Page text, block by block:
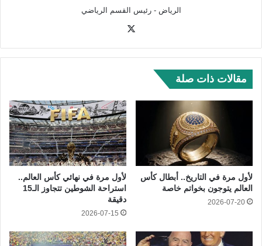
الرياض - رئيس القسم الرياضي
مقالات ذات صلة
لأول مرة في التاريخ.. أبطال كأس
العالم يتوجون بخواتم خاصة
2026-07-20
لأول مرة في نهائي كأس العالم..
استراحة الشوطين تتجاوز الـ15
دقيقة
2026-07-15